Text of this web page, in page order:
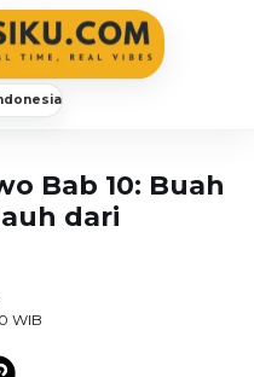
Bab 10: Buah
dari
WIB